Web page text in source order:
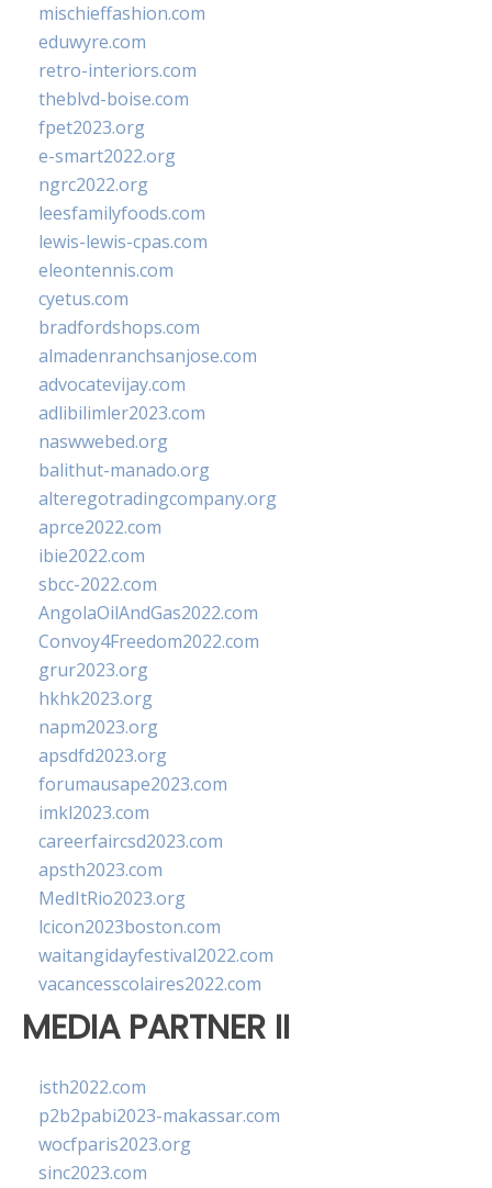
mischieffashion.com
eduwyre.com
retro-interiors.com
theblvd-boise.com
fpet2023.org
e-smart2022.org
ngrc2022.org
leesfamilyfoods.com
lewis-lewis-cpas.com
eleontennis.com
cyetus.com
bradfordshops.com
almadenranchsanjose.com
advocatevijay.com
adlibilimler2023.com
naswwebed.org
balithut-manado.org
alteregotradingcompany.org
aprce2022.com
ibie2022.com
sbcc-2022.com
AngolaOilAndGas2022.com
Convoy4Freedom2022.com
grur2023.org
hkhk2023.org
napm2023.org
apsdfd2023.org
forumausape2023.com
imkl2023.com
careerfaircsd2023.com
apsth2023.com
MedItRio2023.org
lcicon2023boston.com
waitangidayfestival2022.com
vacancesscolaires2022.com
MEDIA PARTNER II
isth2022.com
p2b2pabi2023-makassar.com
wocfparis2023.org
sinc2023.com